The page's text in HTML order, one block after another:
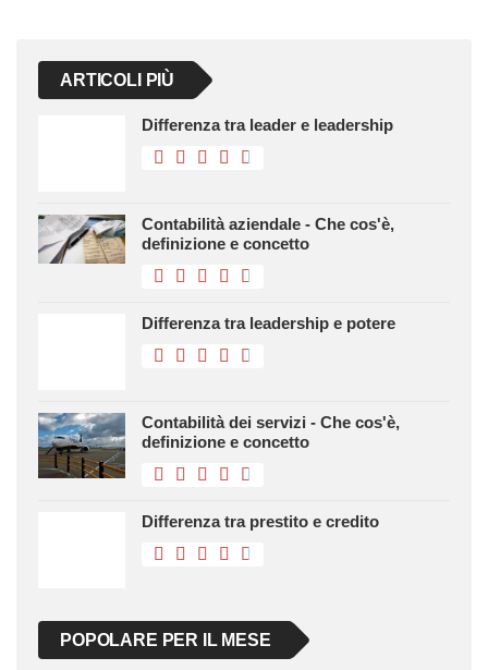
ARTICOLI PIÙ
Differenza tra leader e leadership
Contabilità aziendale - Che cos'è,
definizione e concetto
Differenza tra leadership e potere
Contabilità dei servizi - Che cos'è,
definizione e concetto
Differenza tra prestito e credito
POPOLARE PER IL MESE